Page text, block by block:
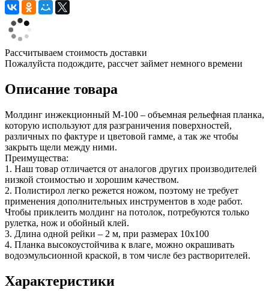
Рассчитываем стоимость доставки
Пожалуйста подождите, рассчет займет немного времени
Описание товара
Молдинг инжекционный М-100 – объемная рельефная планка,
которую используют для разграничения поверхностей,
различных по фактуре и цветовой гамме, а так же чтобы
закрыть щели между ними.
Преимущества:
1. Наш товар отличается от аналогов других производителей
низкой стоимостью и хорошим качеством.
2. Полистирол легко режется ножом, поэтому не требует
применения дополнительных инструментов в ходе работ.
Чтобы приклеить молдинг на потолок, потребуются только
рулетка, нож и обойный клей.
3. Длина одной рейки – 2 м, при размерах 10х100
4. Планка высокоустойчива к влаге, можно окрашивать
водоэмульсионной краской, в том числе без растворителей.
Характеристики